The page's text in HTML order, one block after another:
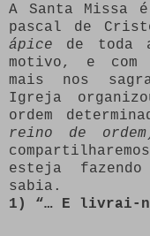
A Santa Missa
pascal de
ápice de toda
motivo, e
mais nos
Igreja
ordem
reino de
esteja
sabia.
1) “… E livrai-